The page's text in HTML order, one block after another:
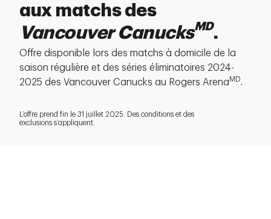
aux matchs des
Vancouver CanucksMD.
Offre disponible lors des matchs à domicile de la
saison régulière et des séries éliminatoires 2024-
2025 des Vancouver Canucks au Rogers Arena MD.
L’offre prend fin le 31 juillet 2025. Des conditions et des
exclusions s’appliquent.